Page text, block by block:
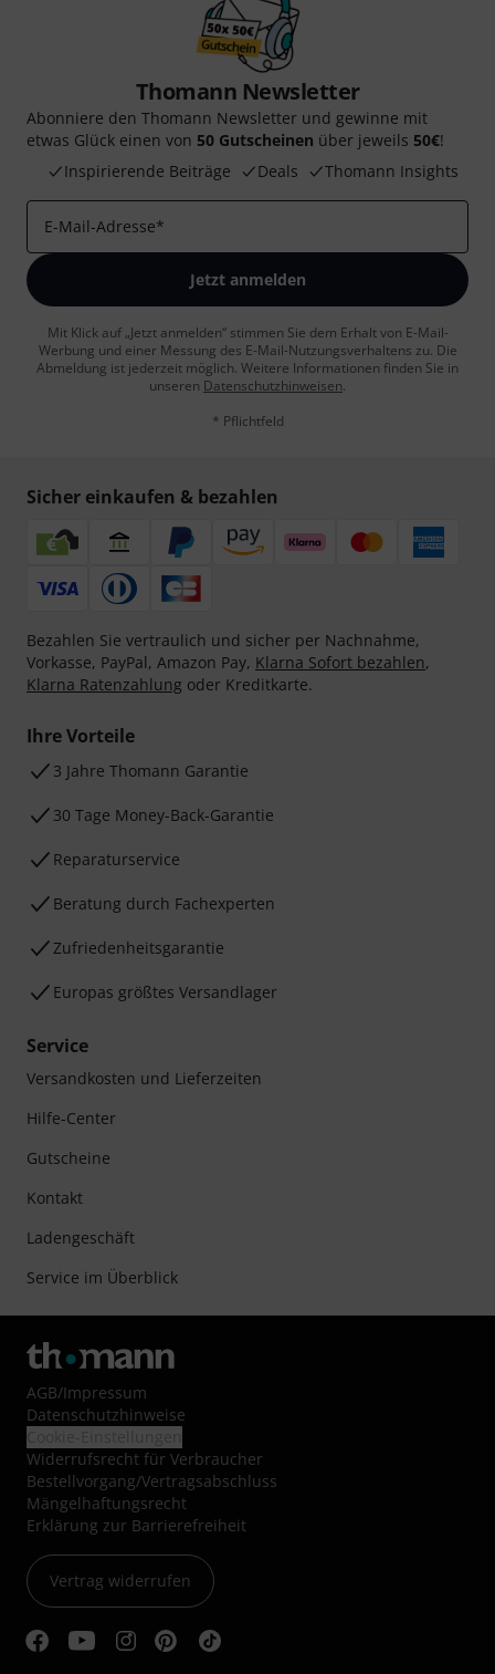
Thomann Newsletter
Abonniere den Thomann Newsletter und gewinne mit
etwas Glück einen von 50 Gutscheinen über jeweils 50€!
Inspirierende Beiträge
Deals Thomann Insights
E-Mail-Adresse*
Jetzt anmelden
Mit Klick auf „Jetzt anmelden“ stimmen Sie dem Erhalt von E-Mail-
Werbung und einer Messung des E-Mail-Nutzungsverhaltens zu. Die
Abmeldung ist jederzeit möglich. Weitere Informationen finden Sie in
unseren Datenschutzhinweisen.
* Pflichtfeld
Sicher einkaufen & bezahlen
Bezahlen Sie vertraulich und sicher per Nachnahme,
Vorkasse, PayPal, Amazon Pay, Klarna Sofort bezahlen,
Klarna Ratenzahlung oder Kreditkarte.
Ihre Vorteile
3 Jahre Thomann Garantie
30 Tage Money-Back-Garantie
Reparaturservice
Beratung durch Fachexperten
Zufriedenheitsgarantie
Europas größtes Versandlager
Service
Versandkosten und Lieferzeiten
Hilfe-Center
Gutscheine
Kontakt
Ladengeschäft
Service im Überblick
AGB/Impressum
Datenschutzhinweise
Widerrufsrecht für Verbraucher
Bestellvorgang/Vertragsabschluss
Mängelhaftungsrecht
Erklärung zur Barrierefreiheit
Vertrag widerrufen